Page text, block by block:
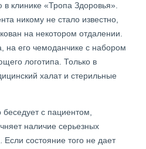
клинике «Тропа Здоровья».
никому не стало известно,
на некотором отдалении.
на его чемоданчике с набором
логотипа. Только в
халат и стерильные
с пациентом,
наличие серьезных
Если состояние того не дает